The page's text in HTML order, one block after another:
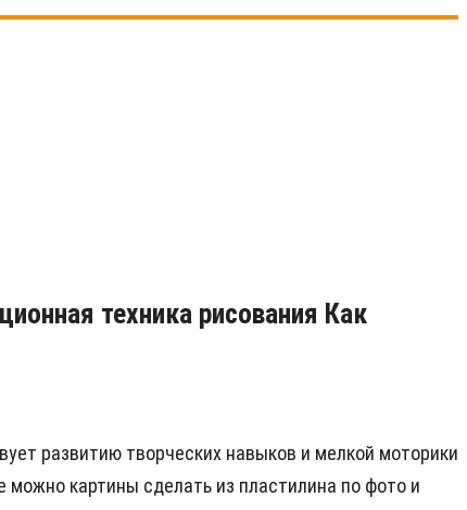
техника рисования Как
развитию творческих навыков и мелкой моторики
можно картины сделать из пластилина по фото и